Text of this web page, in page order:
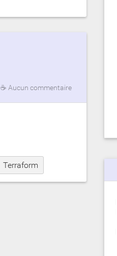
☕Aucun commentaire
Terraform